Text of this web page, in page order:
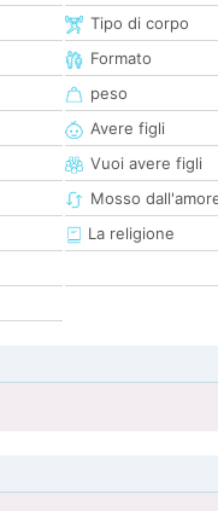
Tipo di corpo
Formato
peso
Avere figli
Vuoi avere figli
Mosso
La religione